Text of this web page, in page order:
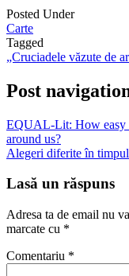
Posted Under
Carte
Tagged
„Cruciadele văzute de
Post
EQUAL-Lit: How easy
around us?
Alegeri diferite în
Lasă un răspuns
Adresa ta de email nu
marcate cu *
Comentariu *